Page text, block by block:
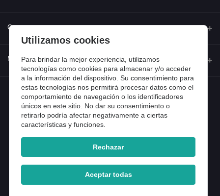
Quienes somos
Contacta con nosotros
Dónde estamos
Preguntas frecuentes
Entradas de blog
Contacto
Dirección
Calle Ferraz 42, Madrid
Teléfono
918 13 81 81
Email
Mi cuenta
Iniciar sesión
Historial de pedidos
Mi lista de compra
Copyright 2025 © TienDental productos dentales, S.L..
Utilizamos cookies
Para brindar la mejor experiencia, utilizamos
tecnologías como cookies para almacenar y/o acceder
a la información del dispositivo. Su consentimiento para
estas tecnologías nos permitirá procesar datos como el
comportamiento de navegación o los identificadores
únicos en este sitio. No dar su consentimiento o
retirarlo podría afectar negativamente a ciertas
características y funciones.
Rechazar
Aceptar todas